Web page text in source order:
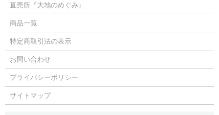
直売所『大地のめぐみ』
商品一覧
特定商取引法の表示
お問い合わせ
プライバシーポリシー
サイトマップ